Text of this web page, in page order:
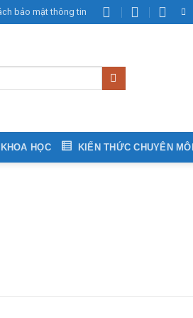
bảo mật thông tin
HỌC KIẾN THỨC CHUYÊN